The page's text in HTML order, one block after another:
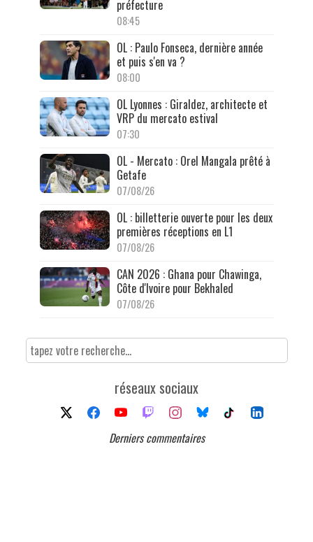
préfecture
08:45
OL : Paulo Fonseca, dernière année
et puis s'en va ?
08:00
OL Lyonnes : Giraldez, architecte et
VRP du mercato estival
07:30
OL - Mercato : Orel Mangala prêté à
Getafe
07/08/26
OL : billetterie ouverte pour les deux
premières réceptions en L1
07/08/26
CAN 2026 : Ghana pour Chawinga,
Côte d'Ivoire pour Bekhaled
07/08/26
réseaux sociaux
Derniers commentaires